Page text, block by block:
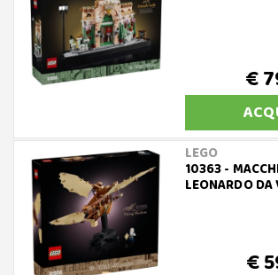
€
LEGO
10363 -
LEONARDO DA
€